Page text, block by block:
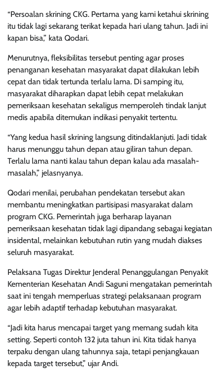
“Persoalan skrining CKG. Pertama yang kami ketahui skrining
itu tidak lagi sekarang terikat kepada hari ulang tahun. Jadi ini
kapan bisa,” kata Qodari.
Menurutnya, fleksibilitas tersebut penting agar proses
penanganan kesehatan masyarakat dapat dilakukan lebih
cepat dan tidak tertunda terlalu lama. Di samping itu,
masyarakat diharapkan dapat lebih cepat melakukan
pemeriksaan kesehatan sekaligus memperoleh tindak lanjut
medis apabila ditemukan indikasi penyakit tertentu.
“Yang kedua hasil skrining langsung ditindaklanjuti. Jadi tidak
harus menunggu tahun depan atau giliran tahun depan.
Terlalu lama nanti kalau tahun depan kalau ada masalah-
masalah,” jelasnyanya.
Qodari menilai, perubahan pendekatan tersebut akan
membantu meningkatkan partisipasi masyarakat dalam
program CKG. Pemerintah juga berharap layanan
pemeriksaan kesehatan tidak lagi dipandang sebagai kegiatan
insidental, melainkan kebutuhan rutin yang mudah diakses
seluruh masyarakat.
Pelaksana Tugas Direktur Jenderal Penanggulangan Penyakit
Kementerian Kesehatan Andi Saguni mengatakan pemerintah
saat ini tengah memperluas strategi pelaksanaan program
agar lebih adaptif terhadap kebutuhan masyarakat.
“Jadi kita harus mencapai target yang memang sudah kita
setting. Seperti contoh 132 juta tahun ini. Kita tidak hanya
terpaku dengan ulang tahunnya saja, tetapi penjangkauan
kepada target tersebut,” ujar Andi.